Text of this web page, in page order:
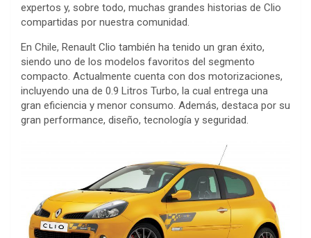
expertos y, sobre todo, muchas grandes historias de Clio
compartidas por nuestra comunidad.
En Chile, Renault Clio también ha tenido un gran éxito,
siendo uno de los modelos favoritos del segmento
compacto. Actualmente cuenta con dos motorizaciones,
incluyendo una de 0.9 Litros Turbo, la cual entrega una
gran eficiencia y menor consumo. Además, destaca por su
gran performance, diseño, tecnología y seguridad.